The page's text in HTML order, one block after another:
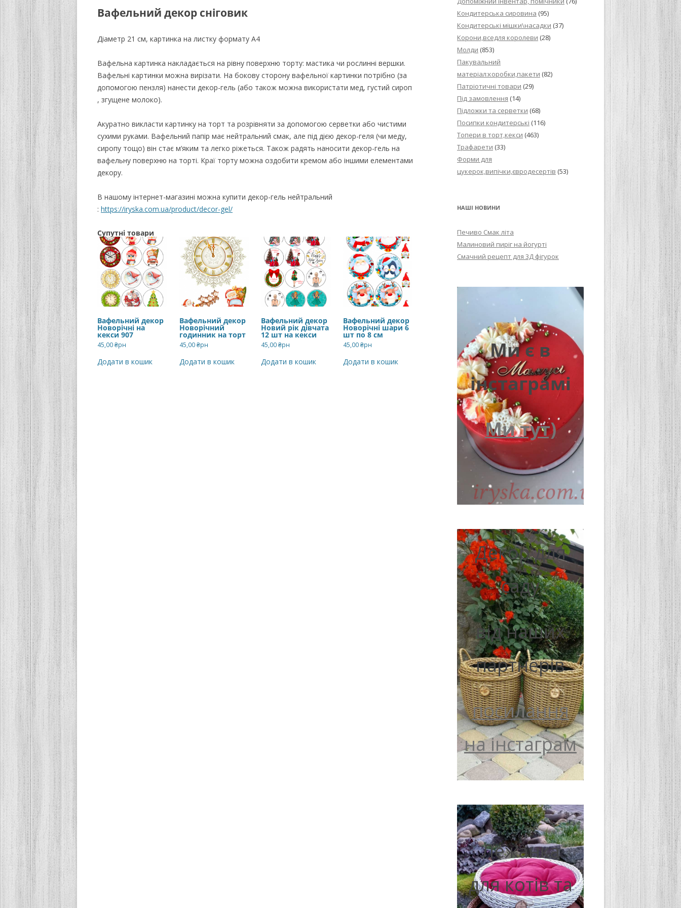
Вафельний декор сніговик
Діаметр 21 см, картинка на листку формату А4
Вафельна картинка накладається на рівну поверхню торту: мастика чи рослинні вершки.
Вафельні картинки можна вирізати. На бокову сторону вафельної картинки потрібно (за
допомогою пензля) нанести декор-гель (або також можна використати мед, густий сироп
, згущене молоко).
Акуратно викласти картинку на торт та розрівняти за допомогою серветки або чистими
сухими руками. Вафельний папір має нейтральний смак, але під дією декор-геля (чи меду,
сиропу тощо) він стає м‘яким та легко ріжеться. Також радять наносити декор-гель на
вафельну поверхню на торті. Краї торту можна оздобити кремом або іншими елементами
декору.
В нашому інтернет-магазині можна купити декор-гель нейтральний
: https://iryska.com.ua/product/decor-gel/
Супутні товари
Вафельний декор
Новорічні на
кекси 907
45,00₴рн
Додати в кошик
Вафельний декор
Новорічний
годинник на торт
45,00₴рн
Додати в кошик
Вафельний декор
Новий рік дівчата
12 шт на кекси
45,00₴рн
Додати в кошик
Вафельний декор
Новорічні шари 6
шт по 8 см
45,00₴рн
Додати в кошик
Кондитерська сировина (95)
Кондитерські мішки\насадки (37)
Корони,вседля королеви (28)
Молди (853)
Пакувальний
матеріал:коробки,пакети (82)
Патріотичні товари (29)
Під замовлення (14)
Підложки та серветки (68)
Посипки кондитерські (116)
Топери в торт,кекси (463)
Трафарети (33)
Форми для
цукерок,випічки,євродесертів (53)
НАШІ НОВИНИ
Печиво Смак літа
Малиновий пиріг на йогурті
Смачний рецепт для 3Д фігурок
Ми є в
інстаграмі
Ми тут)
Декор для
саду
від наших
партнерів
посилання
на інстаграм
Лежанка
для котів та